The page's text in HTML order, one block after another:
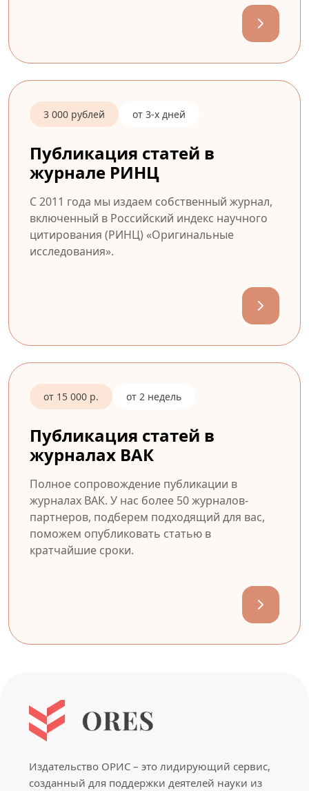
3 000 рублей от 3-х дней
Публикация статей в
журнале РИНЦ
С 2011 года мы издаем собственный журнал,
включенный в Российский индекс научного
цитирования (РИНЦ) «Оригинальные
исследования».
от 15 000 р. от 2 недель
Публикация статей в
журналах ВАК
Полное сопровождение публикации в
журналах ВАК. У нас более 50 журналов-
партнеров, подберем подходящий для вас,
поможем опубликовать статью в
кратчайшие сроки.
Издательство ОРИС – это лидирующий сервис,
созданный для поддержки деятелей науки из